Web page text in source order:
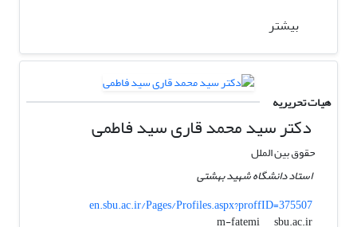
بیشتر
هیات تحریریه
دکتر سید محمد قاری سید فاطمی
حقوق بین الملل
استاد دانشگاه شهید بهشتی
en.sbu.ac.ir/Pages/Profiles.aspx?proffID=375507
m-fatemi
sbu.ac.ir